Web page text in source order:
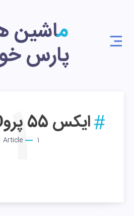
ماشین های
پارس
ایکس 55 پروX55PRO
1
1